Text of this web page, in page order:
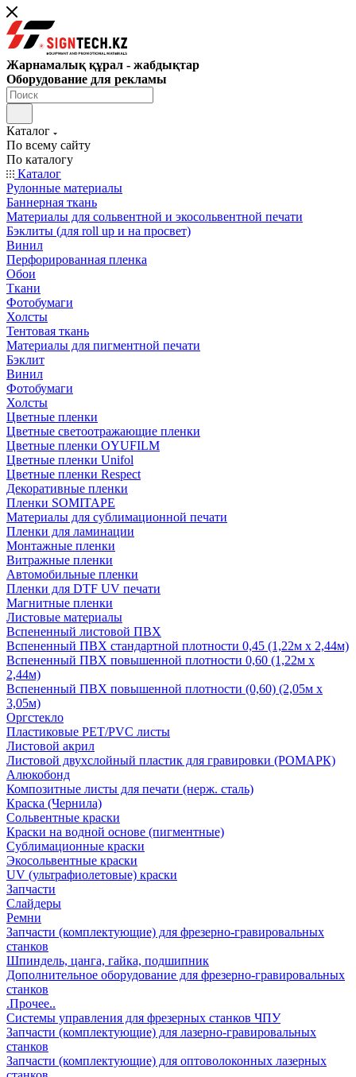
Жарнамалық құрал - жабдықтар
Оборудование для рекламы
Каталог
По всему сайту
По каталогу
Каталог
Рулонные материалы
Баннерная ткань
Материалы для сольвентной и экосольвентной печати
Бэклиты (для roll up и на просвет)
Винил
Перфорированная пленка
Обои
Ткани
Фотобумаги
Холсты
Тентовая ткань
Материалы для пигментной печати
Бэклит
Винил
Фотобумаги
Холсты
Цветные пленки
Цветные светоотражающие пленки
Цветные пленки OYUFILM
Цветные пленки Unifol
Цветные пленки Respect
Декоративные пленки
Пленки SOMITAPE
Материалы для сублимационной печати
Пленки для ламинации
Монтажные пленки
Витражные пленки
Автомобильные пленки
Пленки для DTF UV печати
Магнитные пленки
Листовые материалы
Вспененный листовой ПВХ
Вспененный ПВХ стандартной плотности 0,45 (1,22м х 2,44м)
Вспененный ПВХ повышенной плотности 0,60 (1,22м х
2,44м)
Вспененный ПВХ повышенной плотности (0,60) (2,05м х
3,05м)
Оргстекло
Пластиковые PET/PVC листы
Листовой акрил
Листовой двухслойный пластик для гравировки (РОМАРК)
Алюкобонд
Композитные листы для печати (нерж. сталь)
Краска (Чернила)
Сольвентные краски
Краски на водной основе (пигментные)
Сублимационные краски
Экосольвентные краски
UV (ультрафиолетовые) краски
Запчасти
Слайдеры
Ремни
Запчасти (комплектующие) для фрезерно-гравировальных
станков
Шпиндель, цанга, гайка, подшипник
Дополнительное оборудование для фрезерно-гравировальных
станков
.Прочее..
Системы управления для фрезерных станков ЧПУ
Запчасти (комплектующие) для лазерно-гравировальных
станков
Запчасти (комплектующие) для оптоволоконных лазерных